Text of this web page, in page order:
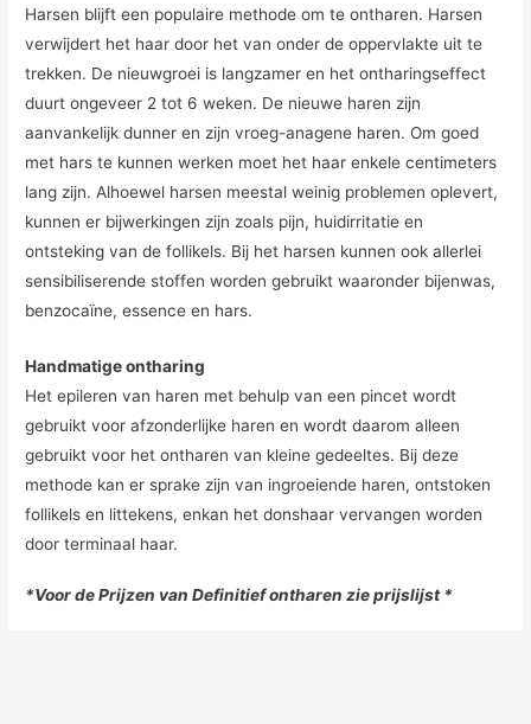
Harsen blijft een populaire methode om te ontharen. Harsen
verwijdert het haar door het van onder de oppervlakte uit te
trekken. De nieuwgroei is langzamer en het ontharingseffect
duurt ongeveer 2 tot 6 weken. De nieuwe haren zijn
aanvankelijk dunner en zijn vroeg-anagene haren. Om goed
met hars te kunnen werken moet het haar enkele centimeters
lang zijn. Alhoewel harsen meestal weinig problemen oplevert,
kunnen er bijwerkingen zijn zoals pijn, huidirritatie en
ontsteking van de follikels. Bij het harsen kunnen ook allerlei
sensibiliserende stoffen worden gebruikt waaronder bijenwas,
benzocaïne, essence en hars.
Handmatige ontharing
Het epileren van haren met behulp van een pincet wordt
gebruikt voor afzonderlijke haren en wordt daarom alleen
gebruikt voor het ontharen van kleine gedeeltes. Bij deze
methode kan er sprake zijn van ingroeiende haren, ontstoken
follikels en littekens, enkan het donshaar vervangen worden
door terminaal haar.
*Voor de Prijzen van Definitief ontharen zie prijslijst *